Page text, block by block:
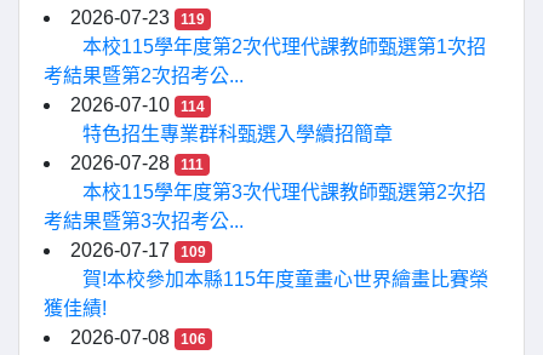
2026-07-23
119
本校115學年度第2次代理代課教師甄選第1次招
考結果暨第2次招考公...
2026-07-10
114
特色招生專業群科甄選入學續招簡章
2026-07-28
111
本校115學年度第3次代理代課教師甄選第2次招
考結果暨第3次招考公...
2026-07-17
109
賀!本校參加本縣115年度童畫心世界繪畫比賽榮
獲佳績!
2026-07-08
106